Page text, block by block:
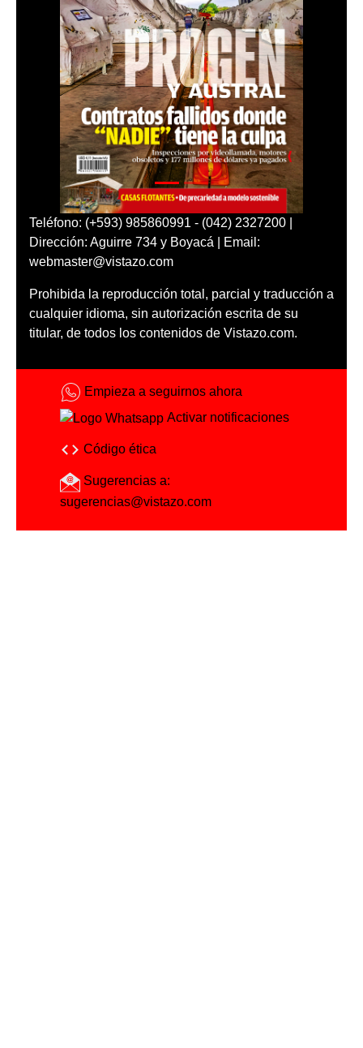
Teléfono: (+593) 985860991 - (042) 2327200 |
Dirección: Aguirre 734 y Boyacá | Email:
webmaster@vistazo.com
Prohibida la reproducción total, parcial y traducción a
cualquier idioma, sin autorización escrita de su
titular, de todos los contenidos de Vistazo.com.
Empieza a seguirnos ahora
Activar notificaciones
Código ética
Sugerencias a:
sugerencias@vistazo.com